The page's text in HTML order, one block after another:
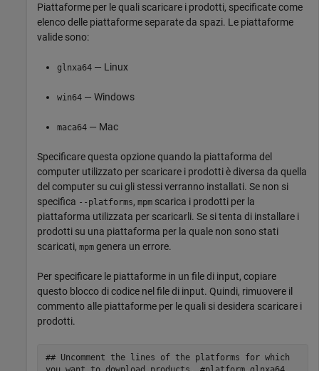
Piattaforme per le quali scaricare i prodotti, specificate come
elenco delle piattaforme separate da spazi. Le piattaforme
valide sono:
glnxa64 — Linux
win64 — Windows
maca64 — Mac
Specificare questa opzione quando la piattaforma del
computer utilizzato per scaricare i prodotti è diversa da quella
del computer su cui gli stessi verranno installati. Se non si
specifica --platforms, mpm scarica i prodotti per la
piattaforma utilizzata per scaricarli. Se si tenta di installare i
prodotti su una piattaforma per la quale non sono stati
scaricati, mpm genera un errore.
Per specificare le piattaforme in un file di input, copiare
questo blocco di codice nel file di input. Quindi, rimuovere il
commento alle piattaforme per le quali si desidera scaricare i
prodotti.
## Uncomment the lines of the platforms for which